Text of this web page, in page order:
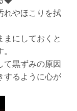
れやほこりを拭
まにしておくと
て黒ずみの原因
するように心が